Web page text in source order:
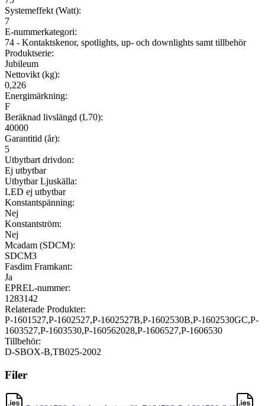
Systemeffekt (Watt):
7
E-nummerkategori:
74 - Kontaktskenor, spotlights, up- och downlights samt tillbehör
Produktserie:
Jubileum
Nettovikt (kg):
0,226
Energimärkning:
F
Beräknad livslängd (L70):
40000
Garantitid (år):
5
Utbytbart drivdon:
Ej utbytbar
Utbytbar Ljuskälla:
LED ej utbytbar
Konstantspänning:
Nej
Konstantström:
Nej
Mcadam (SDCM):
SDCM3
Fasdim Framkant:
Ja
EPREL-nummer:
1283142
Relaterade Produkter:
P-1601527,P-1602527,P-1602527B,P-1602530B,P-1602530GC,P-
1603527,P-1603530,P-160562028,P-1606527,P-1606530
Tillbehör:
D-SBOX-B,TB025-2002
Filer